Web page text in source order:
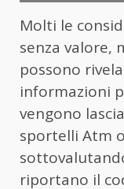
Molti le
senza valore,
possono
informazioni
vengono
sportelli Atm
riportano il